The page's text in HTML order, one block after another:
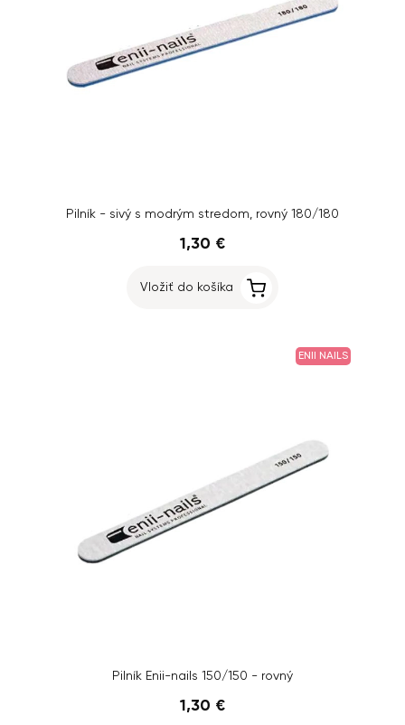
Pilník - sivý s modrým stredom, rovný 180/180
1,30 €
Vložiť do košíka
ENII NAILS
Pilník Enii-nails 150/150 - rovný
1,30 €